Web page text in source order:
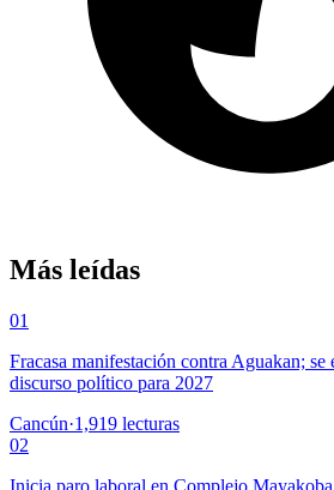
Más leídas
01
Fracasa manifestación contra Aguakan; se
discurso político para 2027
Cancún·1,919 lecturas
02
Inicia paro laboral en Complejo